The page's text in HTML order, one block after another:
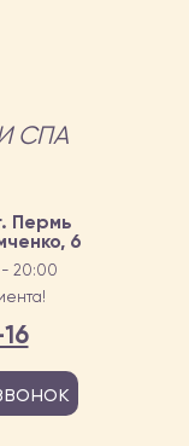
СПА
Пермь
6
- 20:00